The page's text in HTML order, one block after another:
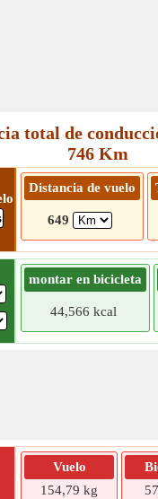
total de
746 Km
Distancia de vuelo
649
montar en bicicleta
44,566 kcal
Vuelo
154,79 kg